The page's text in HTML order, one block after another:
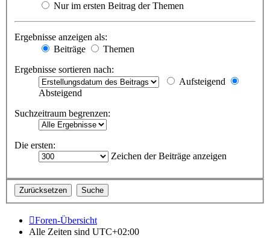
Nur im ersten Beitrag der Themen
Ergebnisse anzeigen als:
Beiträge
Themen
Ergebnisse sortieren nach:
Aufsteigend
Absteigend
Suchzeitraum begrenzen:
Die ersten:
Zeichen der Beiträge anzeigen
Foren-Übersicht
Alle Zeiten sind UTC+02:00